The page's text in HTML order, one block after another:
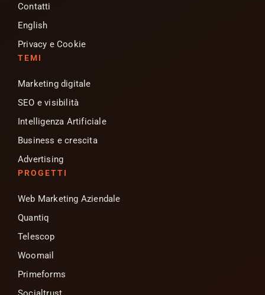
Contatti
English
Privacy e Cookie
TEMI
Marketing digitale
SEO e visibilità
Intelligenza Artificiale
Business e crescita
Advertising
PROGETTI
Web Marketing Aziendale
Quantiq
Telescop
Woomail
Primeforms